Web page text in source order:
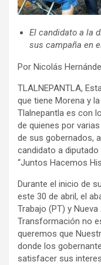
El candidato a la
sus campaña en
Por Nicolás
TLALNEPANTLA,
que tiene Morena y
Tlalnepantla es con
de quienes por
de sus gobernados,
candidato a
“Juntos Hacemos
Durante el inicio de
este 30 de abril, el
Trabajo (PT) y
Transformación no
queremos que
donde los
satisfacer sus